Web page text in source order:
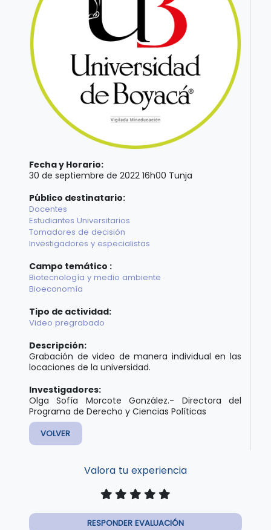
Fecha y Horario:
30 de septiembre de 2022 16h00 Tunja
Público destinatario:
Docentes
Estudiantes Universitarios
Tomadores de decisión
Investigadores y especialistas
Campo temático :
Biotecnología y medio ambiente
Bioeconomía
Tipo de actividad:
Video pregrabado
Descripción:
Grabación de video de manera individual en las
locaciones de la universidad.
Investigadores:
Olga Sofía Morcote González.- Directora del
Programa de Derecho y Ciencias Políticas
VOLVER
Valora tu experiencia
RESPONDER EVALUACIÓN